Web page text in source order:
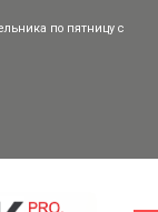
по пятницу с